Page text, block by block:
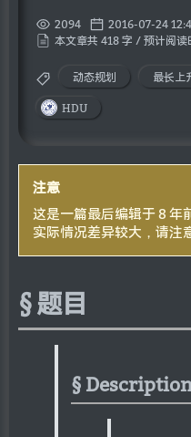
2094 2016-07-24
本文章共 418 字 / 预计阅读
动态规划 最长上
HDU
注意
这是一篇最后编辑于 8 年
实际情况差异较大，请注
题目